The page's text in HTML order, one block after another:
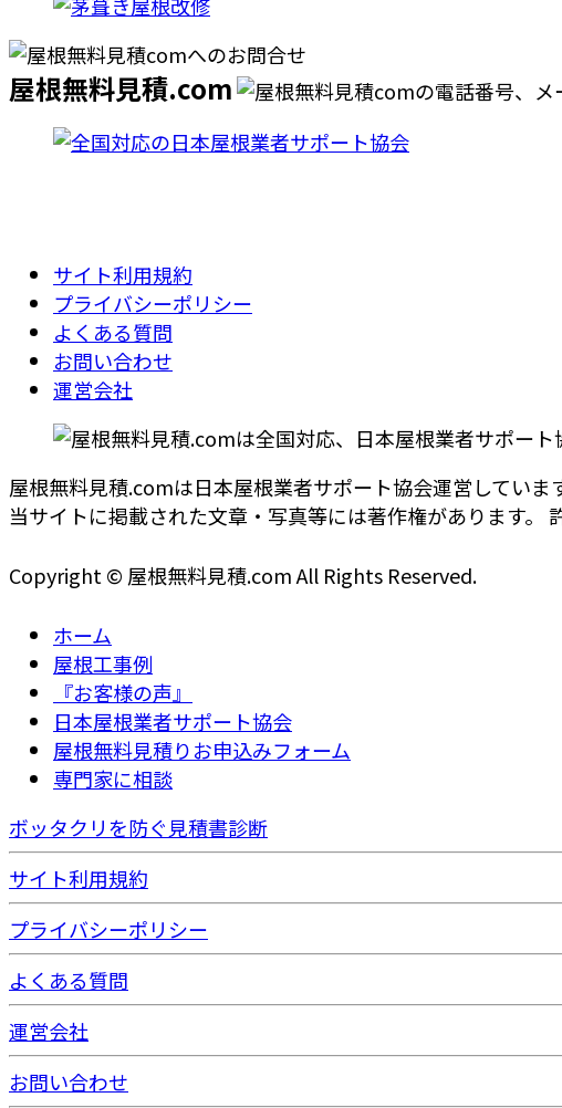
屋根無料見積.com
サイト利用規約
プライバシーポリシー
よくある質問
お問い合わせ
運営会社
屋根無料見積.comは日本屋根業者サポート協会運営していま
当サイトに掲載された文章・写真等には著作権があります。
Copyright © 屋根無料見積.com All Rights Reserved.
ホーム
屋根工事例
『お客様の声』
日本屋根業者サポート協会
屋根無料見積りお申込みフォーム
専門家に相談
ボッタクリを防ぐ見積書診断
サイト利用規約
プライバシーポリシー
よくある質問
運営会社
お問い合わせ